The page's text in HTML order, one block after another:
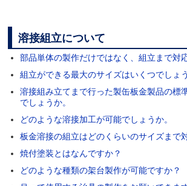
溶接組立について
部品単体の製作だけではなく、組立まで対
組立ができる最大のサイズはいくつでしょ
溶接組み立てまで行った製缶板金製品の標
でしょうか。
どのような溶接加工が可能でしょうか。
板金溶接の組立はどのくらいのサイズまで
焼付塗装とはなんですか？
どのような種類の架台製作が可能ですか？